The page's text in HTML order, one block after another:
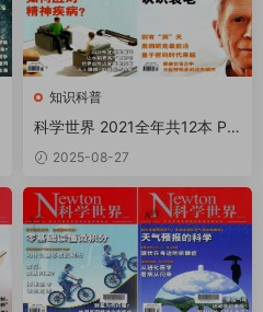
知识科普
科学世界 2021全年共12本 PD
F
2025-08-27